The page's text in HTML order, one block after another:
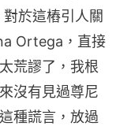
於這樁引人關
Ortega，直接
荒謬了，我根
沒有見過尊尼
種謊言，放過